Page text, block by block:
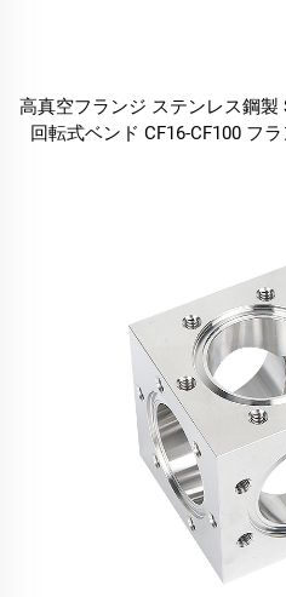
高真空フランジ ステンレス鋼製
回転式ベンド CF16-CF100 フ